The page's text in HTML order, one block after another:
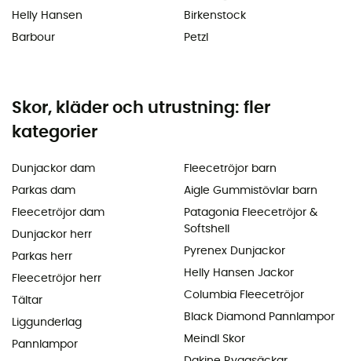
Helly Hansen
Barbour
Birkenstock
Petzl
Skor, kläder och utrustning: fler
kategorier
Dunjackor dam
Parkas dam
Fleecetröjor dam
Dunjackor herr
Parkas herr
Fleecetröjor herr
Tältar
Liggunderlag
Pannlampor
Fleecetröjor barn
Aigle Gummistövlar barn
Patagonia Fleecetröjor &
Softshell
Pyrenex Dunjackor
Helly Hansen Jackor
Columbia Fleecetröjor
Black Diamond Pannlampor
Meindl Skor